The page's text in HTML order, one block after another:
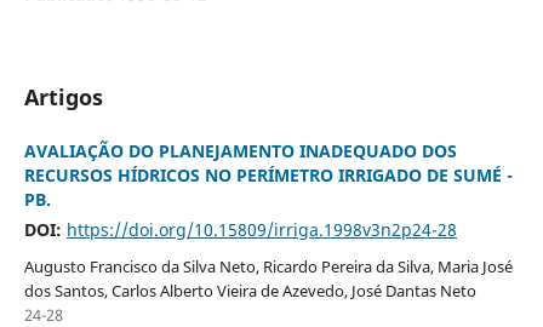
Artigos
AVALIAÇÃO DO PLANEJAMENTO INADEQUADO DOS
RECURSOS HÍDRICOS NO PERÍMETRO IRRIGADO DE SUMÉ -
PB.
DOI: https://doi.org/10.15809/irriga.1998v3n2p24-28
Augusto Francisco da Silva Neto, Ricardo Pereira da Silva, Maria José
dos Santos, Carlos Alberto Vieira de Azevedo, José Dantas Neto
24-28